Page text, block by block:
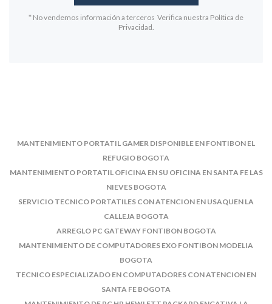
* No vendemos información a terceros Verifica nuestra Política de
Privacidad.
MANTENIMIENTO PORTATIL GAMER DISPONIBLE EN FONTIBON EL
REFUGIO BOGOTA
MANTENIMIENTO PORTATIL OFICINA EN SU OFICINA EN SANTA FE LAS
NIEVES BOGOTA
SERVICIO TECNICO PORTATILES CON ATENCION EN USAQUEN LA
CALLEJA BOGOTA
ARREGLO PC GATEWAY FONTIBON BOGOTA
MANTENIMIENTO DE COMPUTADORES EXO FONTIBON MODELIA
BOGOTA
TECNICO ESPECIALIZADO EN COMPUTADORES CON ATENCION EN
SANTA FE BOGOTA